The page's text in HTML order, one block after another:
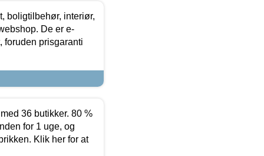
boligtilbehør, interiør,
De er e-
foruden prisgaranti
36 butikker. 80 %
for 1 uge, og
Klik her for at